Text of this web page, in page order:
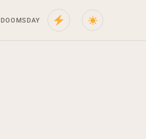
DOOMSDAY